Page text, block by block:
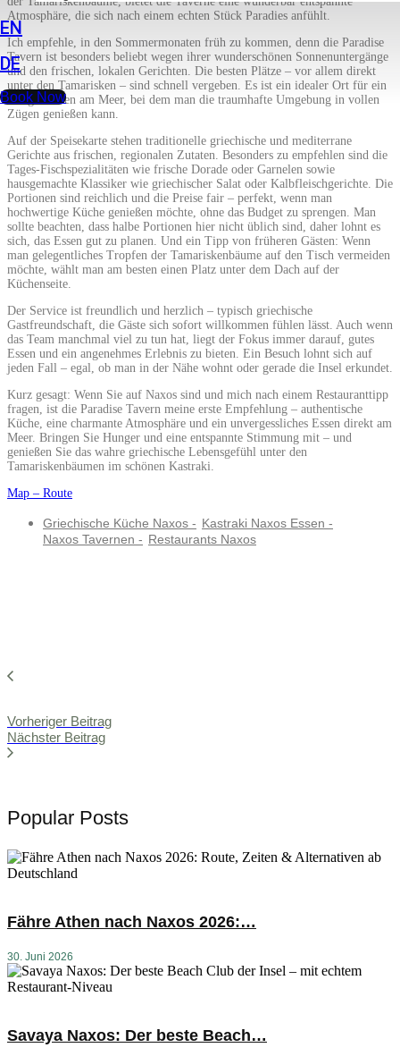
EN
DE
Book Now
Atmosphäre, die sich nach einem echten Stück Paradies anfühlt.
Ich empfehle, in den Sommermonaten früh zu kommen, denn die Paradise
Tavern ist besonders beliebt wegen ihrer wunderschönen Sonnenuntergänge
und den frischen, lokalen Gerichten. Die besten Plätze – vor allem direkt
unter den Tamarisken – sind schnell vergeben. Es ist ein idealer Ort für ein
ruhiges Essen am Meer, bei dem man die traumhafte Umgebung in vollen
Zügen genießen kann.
Auf der Speisekarte stehen traditionelle griechische und mediterrane
Gerichte aus frischen, regionalen Zutaten. Besonders zu empfehlen sind die
Tages-Fischspezialitäten wie frische Dorade oder Garnelen sowie
hausgemachte Klassiker wie griechischer Salat oder Kalbfleischgerichte. Die
Portionen sind reichlich und die Preise fair – perfekt, wenn man
hochwertige Küche genießen möchte, ohne das Budget zu sprengen. Man
sollte beachten, dass halbe Portionen hier nicht üblich sind, daher lohnt es
sich, das Essen gut zu planen. Und ein Tipp von früheren Gästen: Wenn
man gelegentliches Tropfen der Tamariskenbäume auf den Tisch vermeiden
möchte, wählt man am besten einen Platz unter dem Dach auf der
Küchenseite.
Der Service ist freundlich und herzlich – typisch griechische
Gastfreundschaft, die Gäste sich sofort willkommen fühlen lässt. Auch wenn
das Team manchmal viel zu tun hat, liegt der Fokus immer darauf, gutes
Essen und ein angenehmes Erlebnis zu bieten. Ein Besuch lohnt sich auf
jeden Fall – egal, ob man in der Nähe wohnt oder gerade die Insel erkundet.
Kurz gesagt: Wenn Sie auf Naxos sind und mich nach einem Restauranttipp
fragen, ist die Paradise Tavern meine erste Empfehlung – authentische
Küche, eine charmante Atmosphäre und ein unvergessliches Essen direkt am
Meer. Bringen Sie Hunger und eine entspannte Stimmung mit – und
genießen Sie das wahre griechische Lebensgefühl unter den
Tamariskenbäumen im schönen Kastraki.
Map – Route
Griechische Küche Naxos - Kastraki Naxos Essen -
Naxos Tavernen - Restaurants Naxos
Vorheriger Beitrag
Nächster Beitrag
Popular Posts
Fähre Athen nach Naxos 2026:…
30. Juni 2026
Savaya Naxos: Der beste Beach…